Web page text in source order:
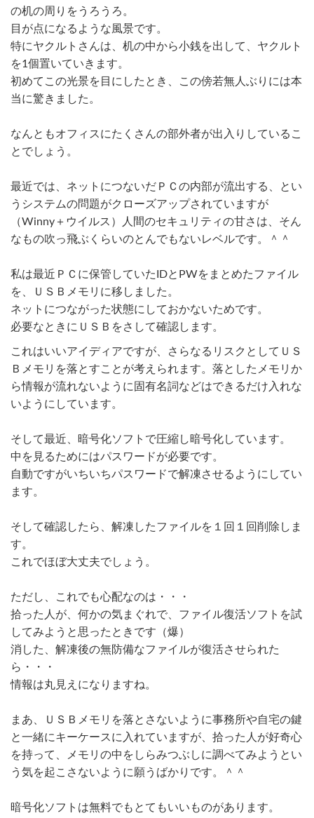
の机の周りをうろうろ。
目が点になるような風景です。
特にヤクルトさんは、机の中から小銭を出して、ヤクルト
を1個置いていきます。
初めてこの光景を目にしたとき、この傍若無人ぶりには本
当に驚きました。
なんともオフィスにたくさんの部外者が出入りしているこ
とでしょう。
最近では、ネットにつないだＰＣの内部が流出する、とい
うシステムの問題がクローズアップされていますが
（Winny＋ウイルス）人間のセキュリティの甘さは、そん
なもの吹っ飛ぶくらいのとんでもないレベルです。＾＾
私は最近ＰＣに保管していたIDとPWをまとめたファイル
を、ＵＳＢメモリに移しました。
ネットにつながった状態にしておかないためです。
必要なときにＵＳＢをさして確認します。
これはいいアイディアですが、さらなるリスクとしてＵＳ
Ｂメモリを落とすことが考えられます。落としたメモリか
ら情報が流れないように固有名詞などはできるだけ入れな
いようにしています。
そして最近、暗号化ソフトで圧縮し暗号化しています。
中を見るためにはパスワードが必要です。
自動ですがいちいちパスワードで解凍させるようにしてい
ます。
そして確認したら、解凍したファイルを１回１回削除しま
す。
これでほぼ大丈夫でしょう。
ただし、これでも心配なのは・・・
拾った人が、何かの気まぐれで、ファイル復活ソフトを試
してみようと思ったときです（爆）
消した、解凍後の無防備なファイルが復活させられた
ら・・・
情報は丸見えになりますね。
まあ、ＵＳＢメモリを落とさないように事務所や自宅の鍵
と一緒にキーケースに入れていますが、拾った人が好奇心
を持って、メモリの中をしらみつぶしに調べてみようとい
う気を起こさないように願うばかりです。＾＾
暗号化ソフトは無料でもとてもいいものがあります。